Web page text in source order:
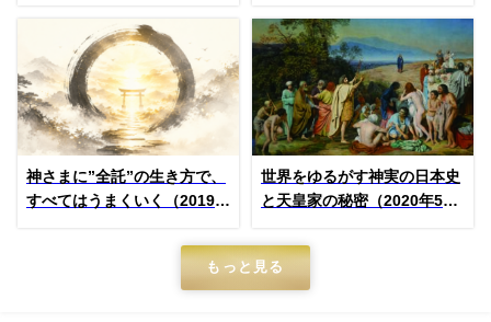
(Vol.11)
神さまに”全託”の生き方で、
すべてはうまくいく（2019年
世界をゆるがす神実の日本史
と天皇家の秘密（2020年5月
もっと見る